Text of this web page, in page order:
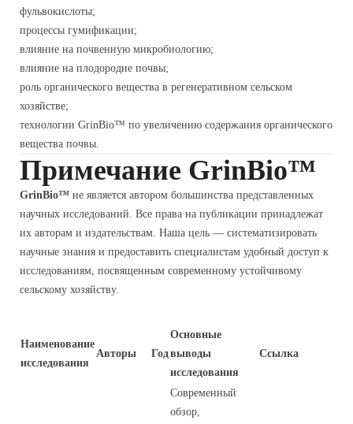
фульвокислоты;
процессы гумификации;
влияние на почвенную микробиологию;
влияние на плодородие почвы;
роль органического вещества в регенеративном сельском
хозяйстве;
технологии GrinBio™ по увеличению содержания органического
вещества почвы.
Примечание GrinBio™
GrinBio™ не является автором большинства представленных
научных исследований. Все права на публикации принадлежат
их авторам и издательствам. Наша цель — систематизировать
научные знания и предоставить специалистам удобный доступ к
исследованиям, посвященным современному устойчивому
сельскому хозяйству.
Наименование
исследования
Авторы Год
Основные
выводы
исследования
Ссылка
Современный
обзор,